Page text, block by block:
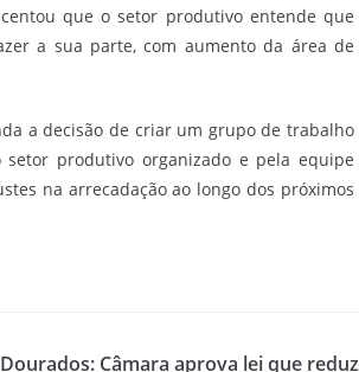
que o setor produtivo entende que
a sua parte, com aumento da área de
a decisão de criar um grupo de trabalho
produtivo organizado e pela equipe
na arrecadação ao longo dos próximos
Dourados: Câmara aprova lei que reduz